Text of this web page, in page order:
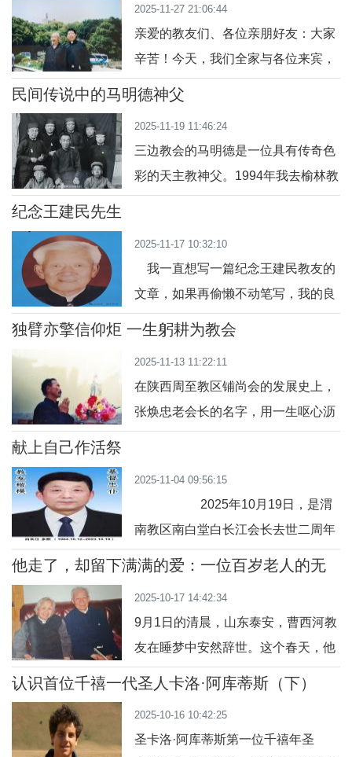
的记忆。与林亮兄
能幸免。12月22日，也已中招新冠病
毒的女儿女婿，求爷爷告奶奶好不容
易搞到床位，我们俩双双住进包钢医
院13楼临时由五官科改为新冠呼吸科
吸困难，出现可
2025-11-27 21:06:44
亲爱的教友们、各位亲朋好友：大家
辛苦！今天，我们全家与各位来宾，
怀着对天主的虔敬之心、对我父亲的
撒，缅怀我父亲圣名保禄的灵魂荣归
天乡十五周年。藉刚才聆听的圣若望
福音第十二章 23 节至 26 节的经文，
的启程”，
民间传说中的马明德神父
2025-11-19 11:46:24
三边教会的马明德是一位具有传奇色
彩的天主教神父。1994年我去榆林教
老前辈。我在三边教会大约五年。在
民间，和老年教友及教外朋友交谈
时，他们提起马神父，都是怀着无比
崇敬的心情讲述马神父怎样会讲道
纪念王建民先生
2025-11-17 10:32:10
我一直想写一篇纪念王建民教友的
文章，如果再偷懒不动笔写，我的良
心会一直受到谴责。在这个即将离开
念他的文字，了却这桩心思。但是，
我又不知道从何说起，还是随着思绪
往前走吧。 王建民教友是今年6月
独臂亦擎信仰炬 一生躬耕为教会
2025-11-13 11:22:11
在陕西周至教区铺尚会的发展史上，
张焕忠老会长的名字，用一生呕心沥
中永远铭记的榜样。张焕忠老会长的
教会服务之路，始终伴着“残缺”与“坚
韧”的共生。因意外受伤失去一只手掌
后，他并未被身体的不便击垮，反而
献上自己作活祭
2025-11-04 09:56:15
2025年10月19日，是渭
南教区南白堂白长江会长去世二周年
忌日。弥撒结束后在前往墓地前，全
生》这首圣歌。我是第一次听到这首
歌，歌词唱道：“献上自己作活祭，忠
诚爱主始终如一，几经风雨不言放
弃，一生一世永
他走了，却留下满满的爱：一位百岁老人的无
声奉献
2025-10-17 14:42:34
9月1日的清晨，山东泰安，曹西河教
友在睡梦中安然辞世。这个春天，他
刚刚度过102岁寿辰，按当地传统计
友的一生，是信仰的践行，是爱德的
见证。今天，我们以文字回望他平凡
认识首位千禧一代圣人卡洛·阿库蒂斯（下）
2025-10-16 10:42:25
圣卡洛·阿库蒂斯第一位千禧年圣